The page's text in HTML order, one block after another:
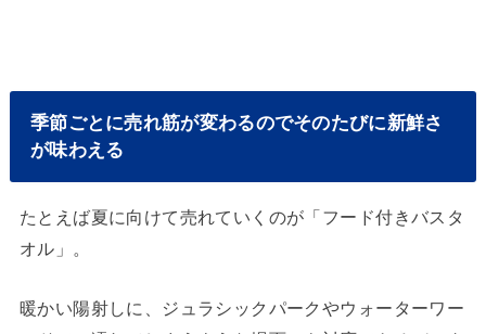
季節ごとに売れ筋が変わるのでそのたびに新鮮さ
が味わえる
たとえば夏に向けて売れていくのが「フード付きバスタ
オル」。
暖かい陽射しに、ジュラシックパークやウォーターワー